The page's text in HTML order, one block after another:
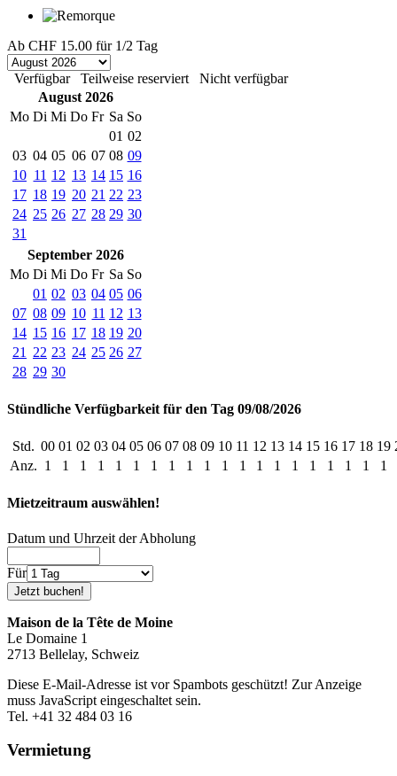
Ab CHF 15.00 für 1/2 Tag
Verfügbar Teilweise reserviert
Nicht verfügbar
August 2026
Mo Di Mi Do Fr Sa So
01 02
03 04 05 06 07 08 09
10 11 12 13 14 15 16
17 18 19 20 21 22 23
24 25 26 27 28 29 30
31
September 2026
Mo Di Mi Do Fr Sa So
01 02 03 04 05 06
07 08 09 10 11 12 13
14 15 16 17 18 19 20
21
22 23 24 25 26 27
28 29 30
Stündliche Verfügbarkeit für den Tag 09/08/2026
Std. 00 01 02 03 04 05 06 07 08 09 10 11 12 13 14 15 16 17 18 19
Anz. 1 1 1 1 1 1 1 1 1 1 1 1 1 1 1 1 1 1 1 1
Mietzeitraum auswählen!
Datum und Uhrzeit der Abholung
Für
Maison de la Tête de Moine
Le Domaine 1
2713 Bellelay, Schweiz
Diese E-Mail-Adresse ist vor Spambots geschützt! Zur Anzeige
muss JavaScript eingeschaltet sein.
Tel. +41 32 484 03 16
Vermietung